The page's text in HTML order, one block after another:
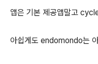
앱은 기본 제공앱말고
아쉽게도 endomondo는